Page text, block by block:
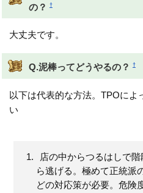
の？
†
大丈夫です。
Q.泥棒ってどうやるの？ †
以下は代表的な方法。TPOによ
い
店の中からつるはしで
ら逃げる。極めて正統派
どの対応策が必要。危険